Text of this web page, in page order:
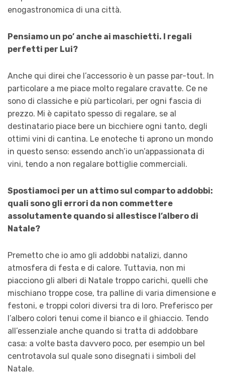
enogastronomica di una città.
Pensiamo un po’ anche ai maschietti. I regali
perfetti per Lui?
Anche qui direi che l’accessorio è un passe par-tout. In
particolare a me piace molto regalare cravatte. Ce ne
sono di classiche e più particolari, per ogni fascia di
prezzo. Mi è capitato spesso di regalare, se al
destinatario piace bere un bicchiere ogni tanto, degli
ottimi vini di cantina. Le enoteche ti aprono un mondo
in questo senso: essendo anch’io un’appassionata di
vini, tendo a non regalare bottiglie commerciali.
Spostiamoci per un attimo sul comparto addobbi:
quali sono gli errori da non commettere
assolutamente quando si allestisce l’albero di
Natale?
Premetto che io amo gli addobbi natalizi, danno
atmosfera di festa e di calore. Tuttavia, non mi
piacciono gli alberi di Natale troppo carichi, quelli che
mischiano troppe cose, tra palline di varia dimensione e
festoni, e troppi colori diversi tra di loro. Preferisco per
l’albero colori tenui come il bianco e il ghiaccio. Tendo
all’essenziale anche quando si tratta di addobbare
casa: a volte basta davvero poco, per esempio un bel
centrotavola sul quale sono disegnati i simboli del
Natale.